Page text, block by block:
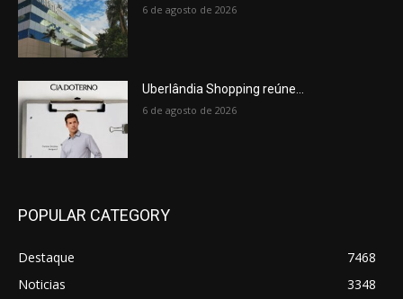
6 de agosto de 2026
Uberlândia Shopping reúne...
6 de agosto de 2026
POPULAR CATEGORY
Destaque
7468
Noticias
3348